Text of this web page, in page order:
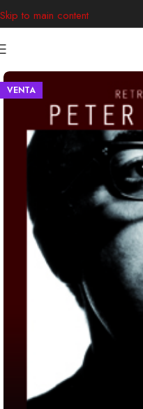
Skip to main content
VENTA